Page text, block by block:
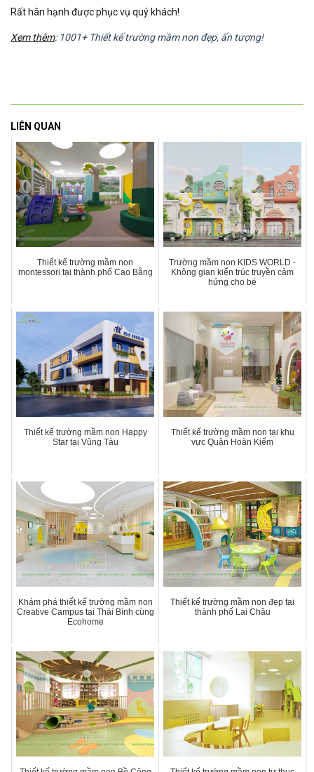
Rất hân hạnh được phục vụ quý khách!
Xem thêm: 1001+ Thiết kế trường mầm non đẹp, ấn tượng!
LIÊN QUAN
Thiết kế trường mầm non
montessori tại thành phố Cao Bằng
Trường mầm non KIDS WORLD -
Không gian kiến trúc truyền cảm
hứng cho bé
Thiết kế trường mầm non Happy
Star tại Vũng Tàu
Thiết kế trường mầm non tại khu
vực Quận Hoàn Kiếm
Khám phá thiết kế trường mầm non
Creative Campus tại Thái Bình cùng
Ecohome
Thiết kế trường mầm non đẹp tại
thành phố Lai Châu